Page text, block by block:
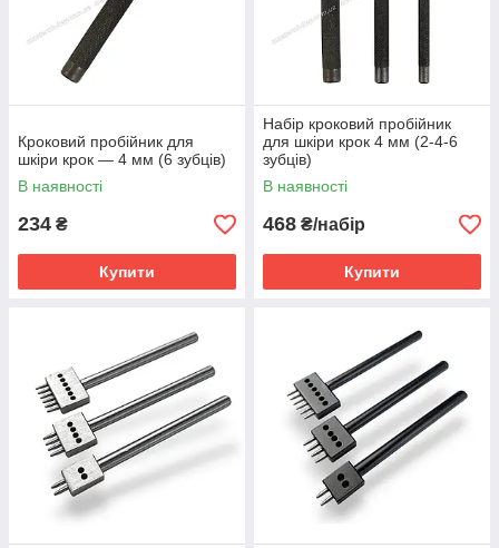
Кроковий пробійник для
шкіри крок — 4 мм (6 зубців)
В наявності
234 ₴
Купити
Набір кроковий пробійник
для шкіри крок 4 мм (2-4-6
зубців)
В наявності
468 ₴/набір
Купити